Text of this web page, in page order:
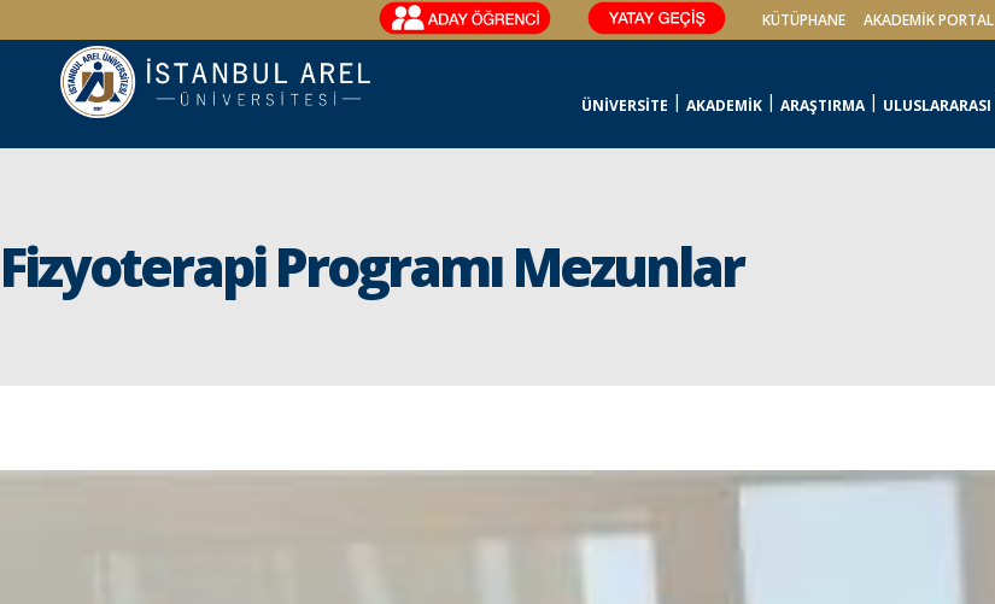
KÜTÜPHANE AKADEMİK PORTAL
ÜNİVERSİTE AKADEMİK ARAŞTIRMA ULUSLARARASI
Fizyoterapi Programı Mezunlar